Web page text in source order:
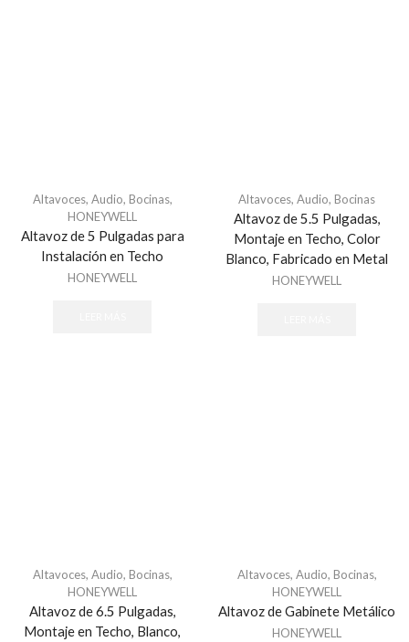
Altavoces, Audio, Bocinas,
HONEYWELL
Altavoz de 5 Pulgadas para
Instalación en Techo
HONEYWELL
Altavoces, Audio, Bocinas
Altavoz de 5.5 Pulgadas,
Montaje en Techo, Color
Blanco, Fabricado en Metal
HONEYWELL
Altavoces, Audio, Bocinas,
HONEYWELL
Altavoz de 6.5 Pulgadas,
Montaje en Techo, Blanco,
Altavoces, Audio, Bocinas,
HONEYWELL
Altavoz de Gabinete Metálico
HONEYWELL